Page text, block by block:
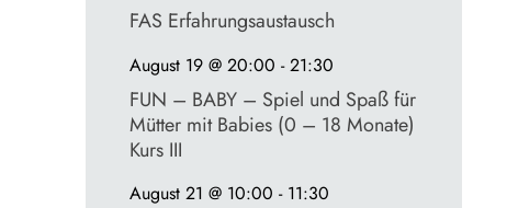
FAS Erfahrungsaustausch
August 19 @ 20:00 -21:30
FUN – BABY – Spiel und Spaß für
Mütter mit Babies (0 – 18 Monate)
Kurs III
August 21 @ 10:00 - 11:30